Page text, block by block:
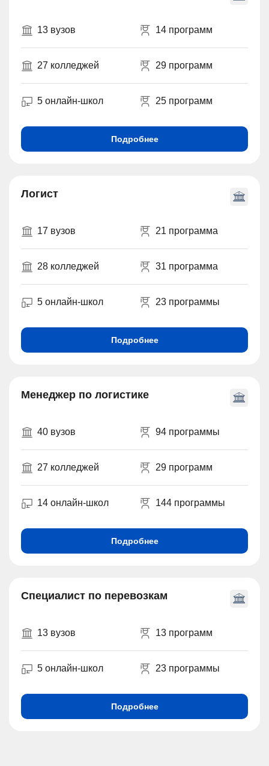
13 вузов 14 программ
27 колледжей 29 программ
5 онлайн-школ 25 программ
Подробнее
Логист
17 вузов 21 программа
28 колледжей 31 программа
5 онлайн-школ 23 программы
Подробнее
Менеджер по логистике
40 вузов 94 программы
27 колледжей 29 программ
14 онлайн-школ 144 программы
Подробнее
Специалист по перевозкам
13 вузов 13 программ
5 онлайн-школ 23 программы
Подробнее